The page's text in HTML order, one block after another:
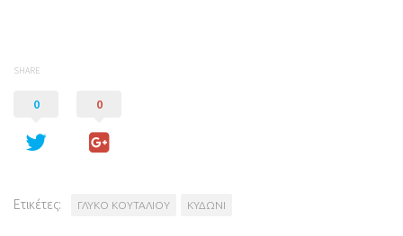
SHARE
0 0
Ετικέτες: ΓΛΥΚΟ ΚΟΥΤΑΛΙΟΥ ΚΥΔΩΝΙ